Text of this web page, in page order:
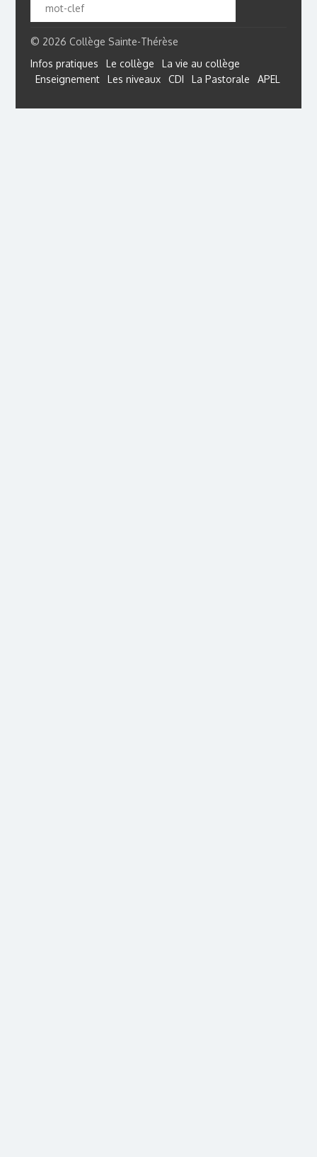
© 2026 Collège Sainte-Thérèse
Infos pratiques
Le collège
La vie au collège
Enseignement
Les niveaux CDI La Pastorale APEL